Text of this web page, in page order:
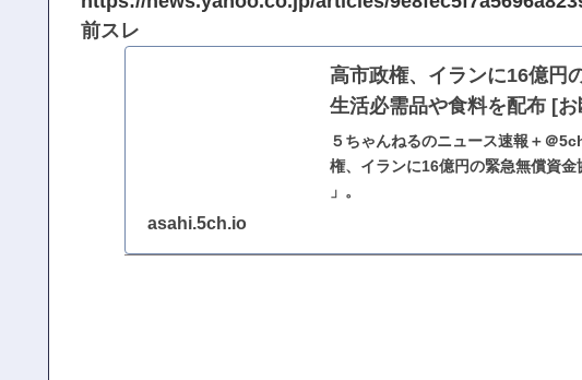
前スレ
高市政権、イランに16億
生活必需品や食料を配布 [
５ちゃんねるのニュース速報＋＠
権、イランに16億円の緊急無償資
」。
asahi.5ch.io